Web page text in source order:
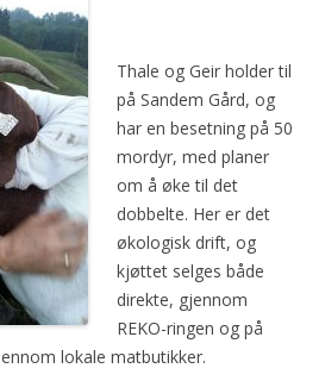
Thale og Geir holder til
på Sandem Gård, og
har en besetning på 50
mordyr, med planer
om å øke til det
dobbelte. Her er det
økologisk drift, og
kjøttet selges både
direkte, gjennom
REKO-ringen og på
lokale matbutikker.